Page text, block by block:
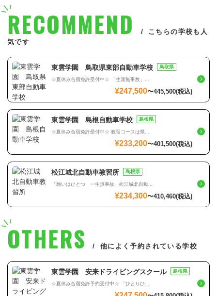
RECOMMEND
こちらの学校も人
気です
鳥取県
東雲学園 鳥取県東部自動車学校
☆夏休み合宿免許受付中☆ 「生涯無事故」...
¥247,500〜445,500(税込)
島根県
東雲学園 島根自動車学校
☆夏休み合宿免許受付中☆ 教習コースは県...
¥233,200〜401,500(税込)
島根県
松江城北自動車教習所
「願いはひとつ 一生無事故」松江城北自動...
¥234,300〜410,460(税込)
OTHERS 他によく予約されている学校
島根県
東雲学園 安来ドライビングスクール
☆夏休み合宿免許予約受付中☆ 「ひとりひ...